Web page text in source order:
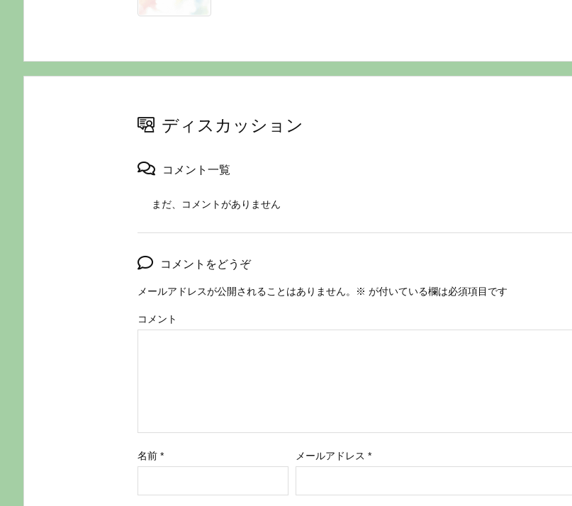
ディスカッション
コメント一覧
まだ、コメントがありません
コメントをどうぞ
メールアドレスが公開されることはありません。 ※ が付いている欄は必須項目です
コメント
名前 * メールアドレス *